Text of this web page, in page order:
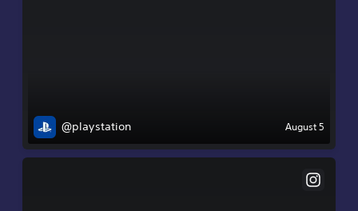
@playstation August 5